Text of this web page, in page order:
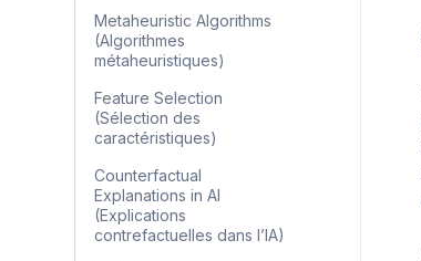
Metaheuristic Algorithms
(Algorithmes
métaheuristiques)
Feature Selection
(Sélection des
caractéristiques)
Counterfactual
Explanations in AI
(Explications
contrefactuelles dans l’IA)